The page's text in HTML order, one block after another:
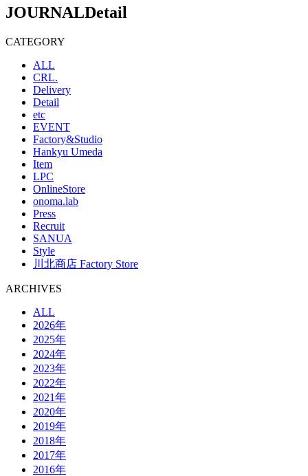
JOURNALDetail
CATEGORY
ALL
CRL.
Delivery
Detail
etc
EVENT
Factory&Studio
Hankyu Umeda
Item
LPC
OnlineStore
onoma.lab
Press
Recruit
SANUA
Style
川北商店 Factory Store
ARCHIVES
ALL
2026年
2025年
2024年
2023年
2022年
2021年
2020年
2019年
2018年
2017年
2016年